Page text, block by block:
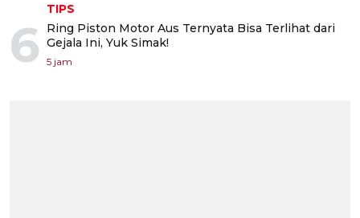
6
TIPS
Ring Piston Motor Aus Ternyata Bisa Terlihat dari
Gejala Ini, Yuk Simak!
5 jam